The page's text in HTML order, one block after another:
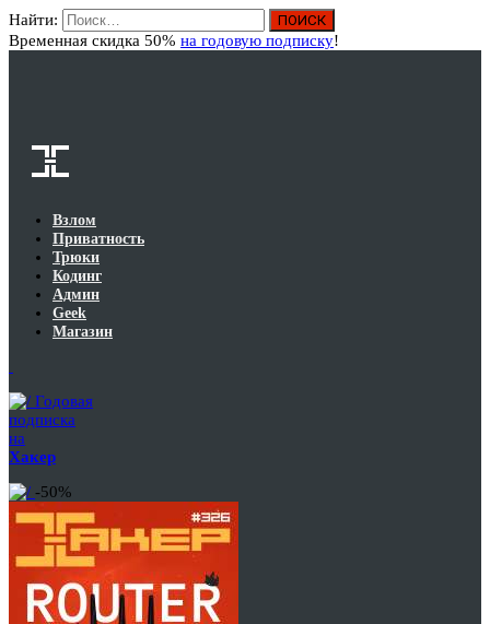
Найти:
Временная скидка 50% на годовую подписку!
Взлом
Приватность
Трюки
Кодинг
Админ
Geek
Магазин
Годовая
подписка
на
Хакер
-50%